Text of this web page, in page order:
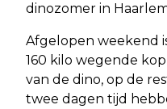
dinozomer in
Afgelopen weekend
160 kilo wegende
van de dino, op de
twee dagen tijd